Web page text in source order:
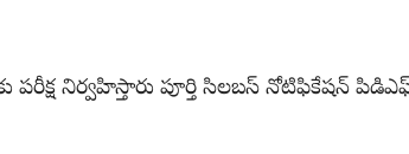
పరీక్ష నిర్వహిస్తారు పూర్తి సిలబస్ నోటిఫికేషన్